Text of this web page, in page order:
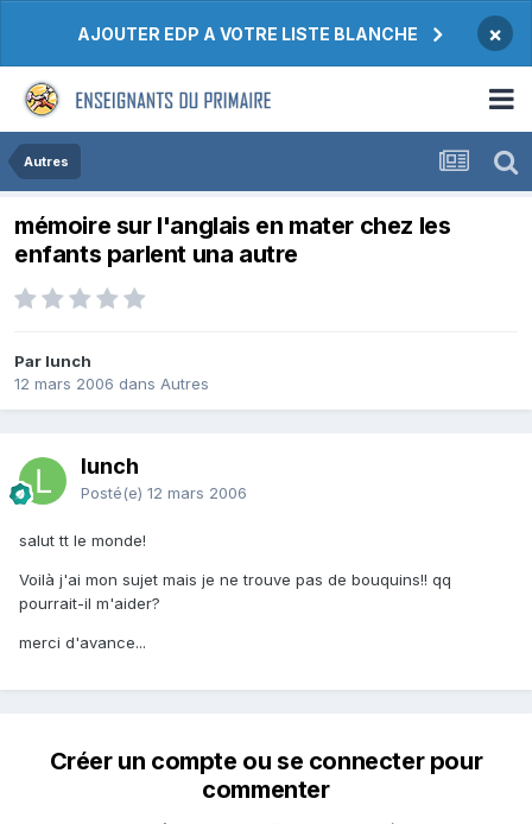
AJOUTER EDP A VOTRE LISTE BLANCHE ×
Autres
mémoire sur l'anglais en mater chez les
enfants parlent una autre
Par lunch
12 mars 2006 dans Autres
lunch
Posté(e) 12 mars 2006
salut tt le monde!
Voilà j'ai mon sujet mais je ne trouve pas de bouquins!! qq
pourrait-il m'aider?
merci d'avance...
Créer un compte ou se connecter pour
commenter